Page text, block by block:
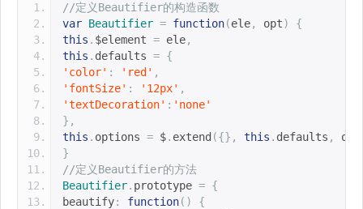
//定义Beautifier的构造函数
var Beautifier = function(ele, opt)
{
this . $element = ele,
this . defaults = {
'color' : 'red' ,
'fontSize' : '12px' ,
'textDecoration' : 'none'
},
this . options = $. extend ({}, this . defaults , opt
}
//定义Beautifier的方法
Beautifier. prototype = {
beautify: function()
{